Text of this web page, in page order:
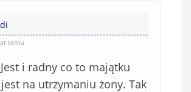
temu
i radny co to majątku
na utrzymaniu żony. Tak